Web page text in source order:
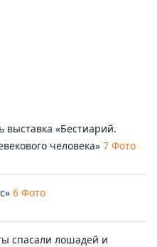
выставка «Бестиарий.
человека» 7 Фото
6 Фото
спасали лошадей и